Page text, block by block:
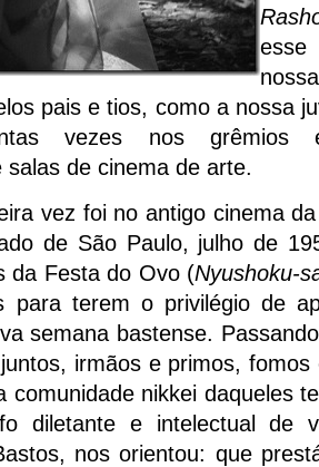
pais e tios, como a nossa
vezes nos grêmios
salas de cinema de arte.
vez foi no antigo cinema
de São Paulo, julho de
da Festa do Ovo (Nyushoku-
para terem o privilégio de
semana bastense.
irmãos e primos,
comunidade nikkei daqueles
diletante e intelectual de
nos orientou: que